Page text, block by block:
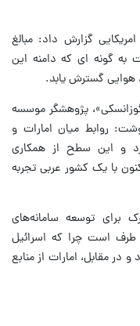
گزارش داد: مبالغ
گونه ای که دامنه این
هوایی گسترش یابد.
پژوهشگر موسسه
روابط میان امارات و
و این سطح از همکاری
با یک کشور عربی تجربه
برای توسعه سامانه‌های
طرف است چرا که اسرائیل
در مقابل، امارات از منابع